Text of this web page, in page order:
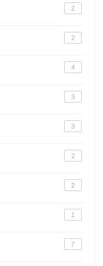
2
2
4
3
3
2
2
1
7